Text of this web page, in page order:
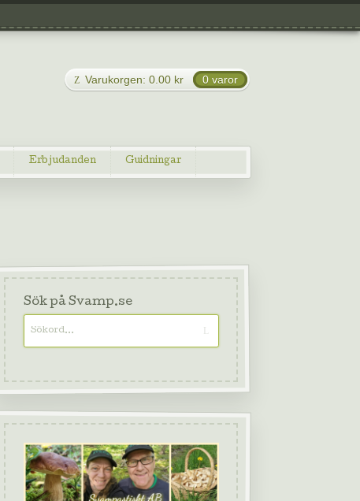
Varukorgen: 0.00 kr 0 varor
Erbjudanden Guidningar
Sök på Svamp.se